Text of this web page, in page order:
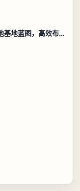
明日方舟终末地25级四号谷地基地蓝图，高效布局规划